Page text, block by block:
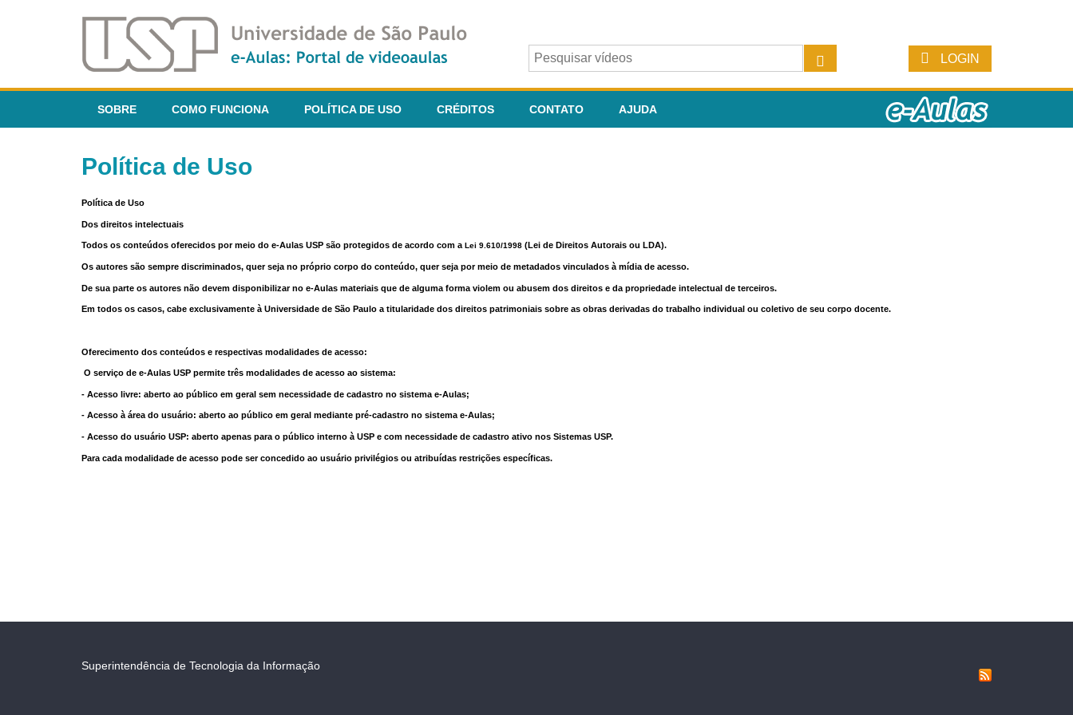
LOGIN
SOBRE COMO FUNCIONA POLÍTICA DE USO CRÉDITOS CONTATO AJUDA
Política de Uso
Política de Uso
Dos direitos intelectuais
Todos os conteúdos oferecidos por meio do e-Aulas USP são protegidos de acordo com a Lei 9.610/1998 (Lei de Direitos Autorais ou LDA).
Os autores são sempre discriminados, quer seja no próprio corpo do conteúdo, quer seja por meio de metadados vinculados à mídia de acesso.
De sua parte os autores não devem disponibilizar no e-Aulas materiais que de alguma forma violem ou abusem dos direitos e da propriedade intelectual de terceiros.
Em todos os casos, cabe exclusivamente à Universidade de São Paulo a titularidade dos direitos patrimoniais sobre as obras derivadas do trabalho individual ou coletivo de seu corpo docente.
Oferecimento dos conteúdos e respectivas modalidades de acesso:
O serviço de e-Aulas USP permite três modalidades de acesso ao sistema:
- Acesso livre: aberto ao público em geral sem necessidade de cadastro no sistema e-Aulas;
- Acesso à área do usuário: aberto ao público em geral mediante pré-cadastro no sistema e-Aulas;
- Acesso do usuário USP: aberto apenas para o público interno à USP e com necessidade de cadastro ativo nos Sistemas USP.
Para cada modalidade de acesso pode ser concedido ao usuário privilégios ou atribuídas restrições específicas.
Superintendência de Tecnologia da Informação